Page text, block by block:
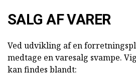
SALG AF VARER
Ved udvikling af en
medtage en varesalg svampe.
kan findes blandt: